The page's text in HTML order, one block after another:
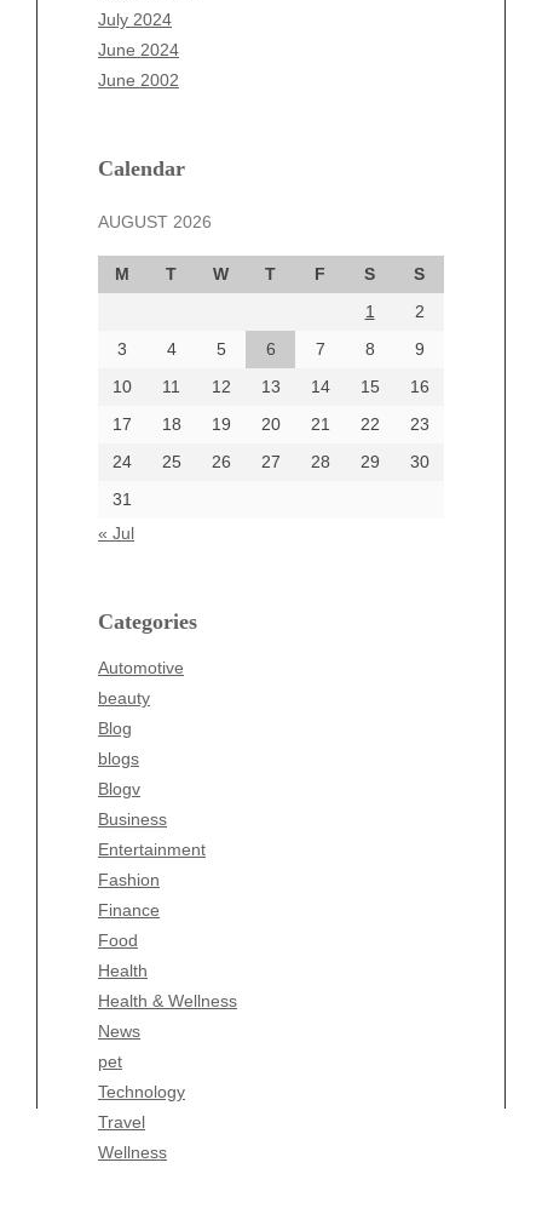
July 2024
June 2024
June 2002
Calendar
AUGUST 2026
M T W T F S
S
1
2
3
4 5 6 7 8
9
10
11 12 13 14 15
16
17
18 19 20 21 22
23
24
25 26 27 28 29
30
31
« Jul
Categories
Automotive
beauty
Blog
blogs
Blogv
Business
Entertainment
Fashion
Finance
Food
Health
Health & Wellness
News
pet
Technology
Travel
Wellness
May 2025
April 2025
March 2025
December 2024
October 2024
September 2024
August 2024
June 2024
Categories
beauty
Business
Entertainment
Fashion
Finance
Food
Health
Health & Wellness
News
pet
Technology
Travel
Wellness